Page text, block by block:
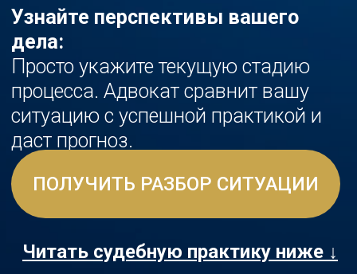
Читать судебную практику ниже ↓
Василий Войц
руководитель